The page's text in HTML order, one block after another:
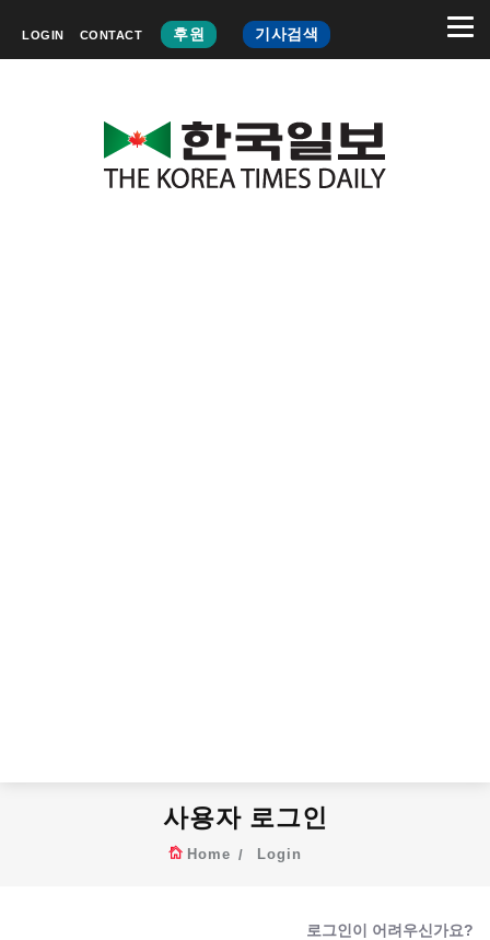
LOGIN CONTACT 후원 기사검색
사용자 로그인
Home Login
로그인이 어려우신가요?